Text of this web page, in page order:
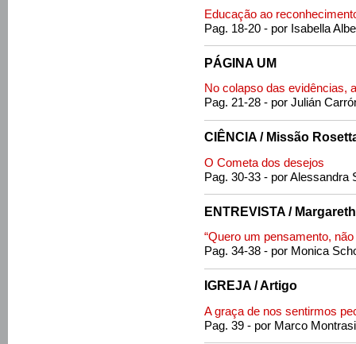
Educação ao
Pag. 18-20 - por Isabella
PÁGINA UM
No colapso das evidências,
Pag. 21-28 - por Julián
CIÊNCIA / Missão
O Cometa dos desejos
Pag. 30-33 - por Alessandra
ENTREVISTA /
“Quero um pensamento, não
Pag. 34-38 - por Monica
IGREJA / Artigo
A graça de nos sentirmos
Pag. 39 - por Marco Montrasi